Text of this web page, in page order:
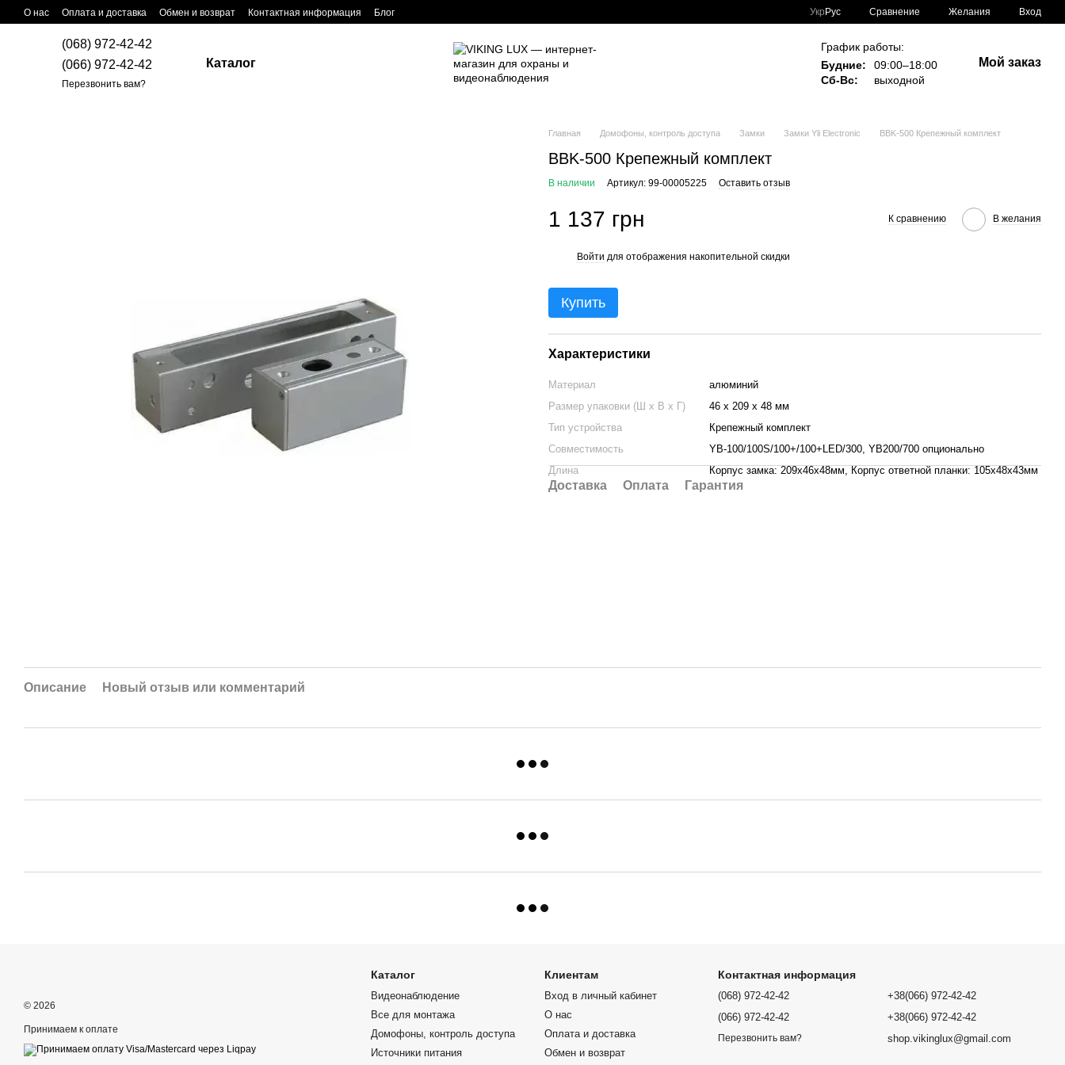
Перейти к основному контенту
О нас Оплата и доставка Обмен и возврат Контактная информация Блог Укр Рус Сравнение Желания Вход
(068) 972-42-42
(066) 972-42-42
Перезвонить вам?
Каталог
График работы:
Будние:
09:00–18:00
Сб-Вс:
выходной
Мой заказ
Главная Домофоны, контроль доступа Замки Замки Yli Electronic BBK-500 Крепежный комплект
BBK-500 Крепежный комплект
В наличии Артикул: 99-00005225 Оставить отзыв
1 137 грн К сравнению В желания
Войти для отображения накопительной скидки
Купить
Характеристики
Материал
алюминий
Размер упаковки (Ш х В х Г)
46 x 209 x 48 мм
Тип устройства
Крепежный комплект
Совместимость
YB-100/100S/100+/100+LED/300, YB200/700 опционально
Длина
Корпус замка: 209х46х48мм, Корпус ответной планки: 105х48х43мм
Доставка Оплата Гарантия
Описание Новый отзыв или комментарий
© 2026
Принимаем к оплате
Каталог
Видеонаблюдение
Все для монтажа
Домофоны, контроль доступа
Источники питания
Клиентам
Вход в личный кабинет
О нас
Оплата и доставка
Обмен и возврат
Контактная информация
(068) 972-42-42
(066) 972-42-42
Перезвонить вам?
+38(066) 972-42-42
+38(066) 972-42-42
shop.vikinglux@gmail.com